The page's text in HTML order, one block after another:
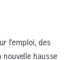
l’emploi, des
nouvelle hausse